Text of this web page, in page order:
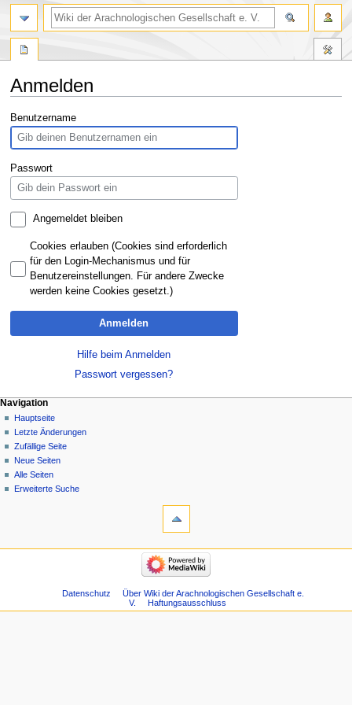
Anmelden
Zur
Navigation
springen
Zur
Suche
springen
Benutzername
Passwort
Angemeldet bleiben
Cookies erlauben (Cookies sind erforderlich
für den Login-Mechanismus und für
Benutzereinstellungen. Für andere Zwecke
werden keine Cookies gesetzt.)
Anmelden
Hilfe beim Anmelden
Passwort vergessen?
Navigation
Hauptseite
Letzte Änderungen
Zufällige Seite
Neue Seiten
Alle Seiten
Erweiterte Suche
Datenschutz
Über Wiki der Arachnologischen Gesellschaft e.
V.
Haftungsausschluss